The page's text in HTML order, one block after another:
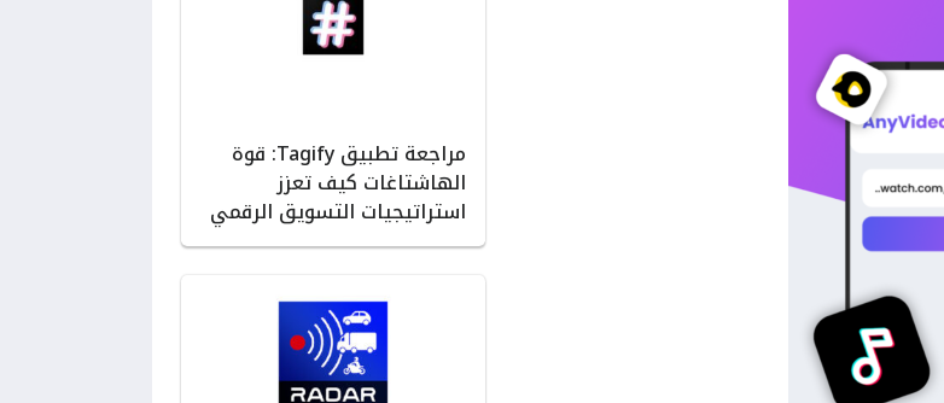
مراجعة تطبيق Tagify: قوة
الهاشتاغات كيف تعزز
استراتيجيات التسويق الرقمي